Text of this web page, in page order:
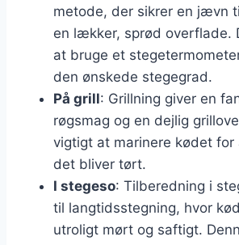
metode, der sikrer en jævn
en lækker, sprød overflade.
at bruge et
den ønskede stegegrad.
På grill: Grillning giver en
røgsmag og en dejlig
vigtigt at marinere kødet for
det bliver tørt.
I stegeso: Tilberedning i
til langtidsstegning, hvor
utroligt mørt og saftigt.